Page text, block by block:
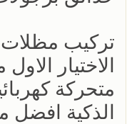
تركيب
الاختيار
متحركة
الذكية